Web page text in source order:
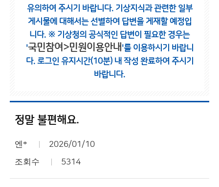
유의하여 주시기 바랍니다. 기상지식과 관련한 일부
게시물에 대해서는 선별하여 답변을 게재할 예정입
니다. ※ 기상청의 공식적인 답변이 필요한 경우는
'국민참여>민원이용안내 '를 이용하시기 바랍니
다. 로그인 유지시간(10분) 내 작성 완료하여 주시기
바랍니다.
정말 불편해요.
엔* 2026/01/10
조회수 5314